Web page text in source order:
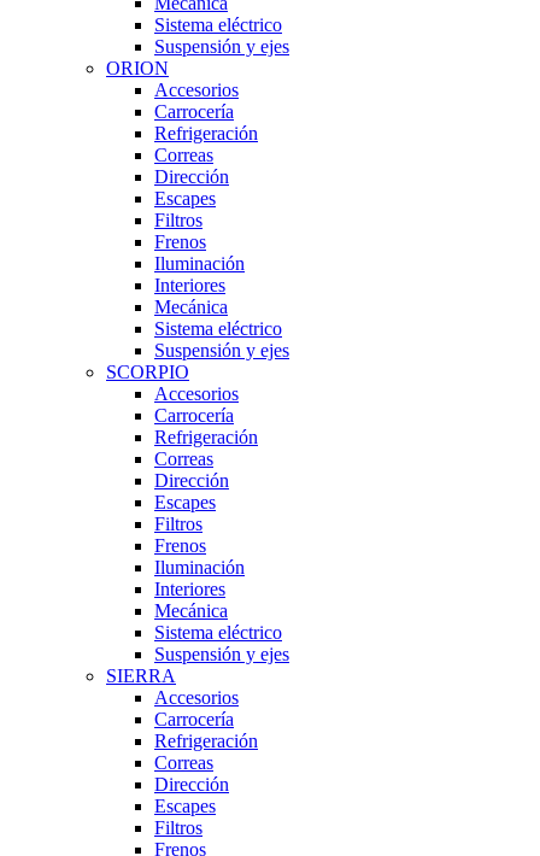
Sistema eléctrico
Suspensión y ejes
ORION
Accesorios
Carrocería
Refrigeración
Correas
Dirección
Escapes
Filtros
Frenos
Iluminación
Interiores
Mecánica
Sistema eléctrico
Suspensión y ejes
SCORPIO
Accesorios
Carrocería
Refrigeración
Correas
Dirección
Escapes
Filtros
Frenos
Iluminación
Interiores
Mecánica
Sistema eléctrico
Suspensión y ejes
SIERRA
Accesorios
Carrocería
Refrigeración
Correas
Dirección
Escapes
Filtros
Frenos